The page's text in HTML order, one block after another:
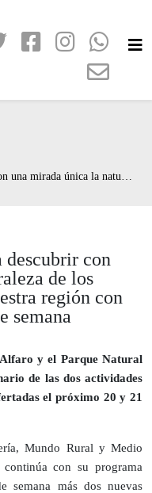
de nuestra región con dos actividades este fin de semana
descubrir con
de los
región con
semana
y el Parque Natural
de las dos actividades
el próximo 20 y 21
Mundo Rural y Medio
con su programa
semana más dos nuevas